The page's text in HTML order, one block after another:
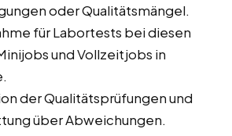
oder Qualitätsmängel.
für Labortests bei diesen
und Vollzeitjobs in
der Qualitätsprüfungen und
über Abweichungen.